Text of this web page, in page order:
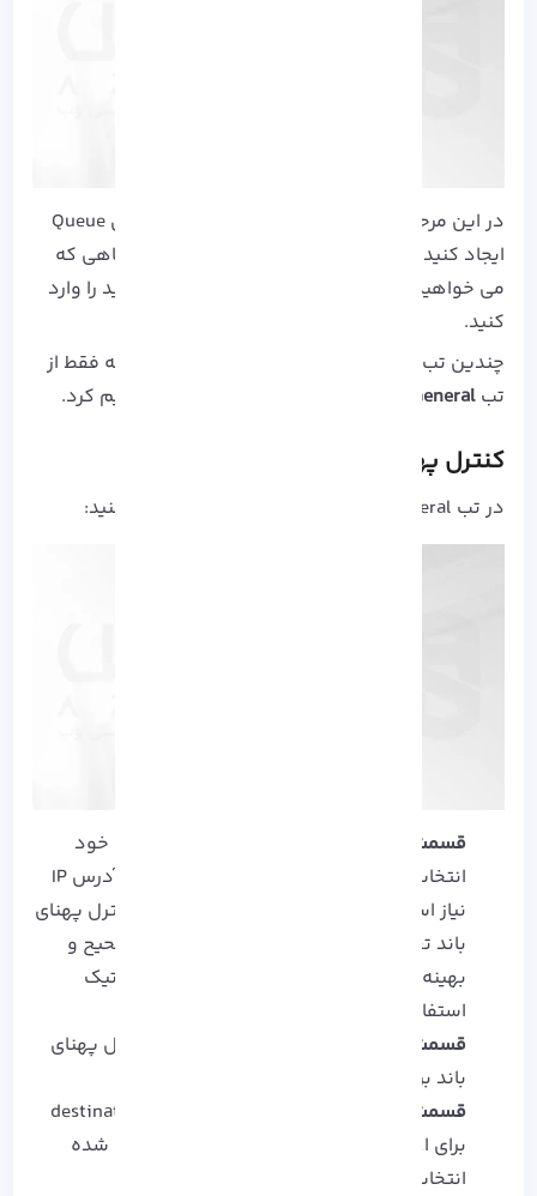
در این مرحله یک نام مشخص در تب General برای Queue
ایجاد کنید. در قسمت Target باید آدرس IP دستگاهی که
می خواهید محدودیت سرعت را روی آن تنظیم کنید را وارد
کنید.
چندین تب در صفحه Simple Queue وجود دارد که فقط از
تبGeneral استفاده خواهیم کرد.
کنترل پهنای باند در قسمت General
در تب General نیاز است که چند پارامتر را تنظیم کنید:
قسمت Name
: یک نام مشخص برای تنظیمات خود
انتخاب کنید. دقت داشته باشید که برای هر آدرس IP
نیاز است که یک نام مشخصی را به منظور کنترل پهنای
باند تعیین کنید. این اسامی برای تشخیص صحیح و
بهینه ساز آن آدرس IP ها در تنظیمات میکروتیک
استفاده خواهد شد.
قسمت Target:
آدرس IP که می خواهید کنترل پهنای
باند بر روی آن اعمال شود را وارد کنید.
قسمت DST
در این قسمت یک destination address
برای اعمال بهتر تغییرات به آدرس IP مشخص شده
انتخاب کنید.